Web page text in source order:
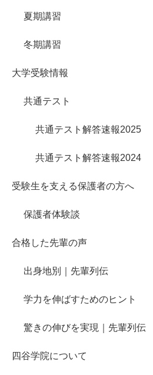
夏期講習
冬期講習
大学受験情報
共通テスト
共通テスト解答速報2025
共通テスト解答速報2024
受験生を支える保護者の方へ
保護者体験談
合格した先輩の声
出身地別｜先輩列伝
学力を伸ばすためのヒント
驚きの伸びを実現｜先輩列伝
四谷学院について